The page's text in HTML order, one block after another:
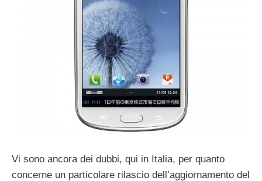
Vi sono ancora dei dubbi, qui in Italia, per quanto
concerne un particolare rilascio dell’aggiornamento del